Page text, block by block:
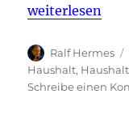
weiterlesen
Autor
Ralf Hermes
Haushalt,
Schreibe einen